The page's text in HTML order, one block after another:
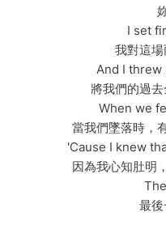
I set
我對這
And I
將我們的過
When we
當我們墜落時，
'Cause I knew
因為我心知肚明
最